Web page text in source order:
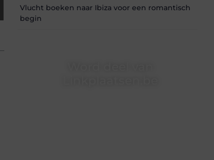
Vlucht boeken naar Ibiza voor een romantisch
begin